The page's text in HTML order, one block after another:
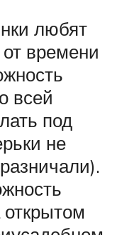
любят
времени
всей
под
не
открытом